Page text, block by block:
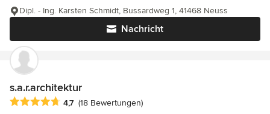
Nachricht
Dipl. - Ing. Karsten Schmidt, Bussardweg 1, 41468 Neuss
s.a.r.architektur
Durchschnittliche Bewertung: 4.7 von 5 Sternen
4,7 (18 Bewertungen)